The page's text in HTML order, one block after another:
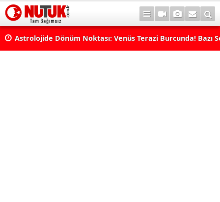
Astrolojide Dönüm Noktası: Venüs Terazi Burcunda! Bazı